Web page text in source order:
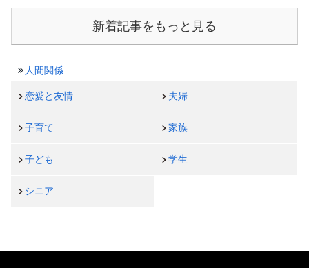
新着記事をもっと見る
人間関係
恋愛と友情 夫婦
子育て 家族
子ども 学生
シニア